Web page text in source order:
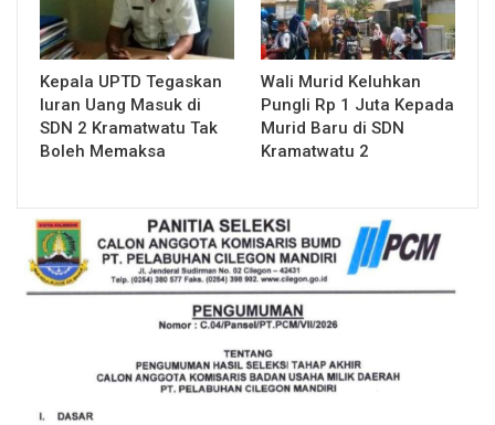
Kepala UPTD Tegaskan
Iuran Uang Masuk di
SDN 2 Kramatwatu Tak
Boleh Memaksa
Wali Murid Keluhkan
Pungli Rp 1 Juta Kepada
Murid Baru di SDN
Kramatwatu 2